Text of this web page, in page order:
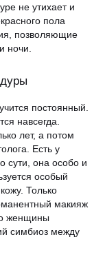
не утихает и
пола
позволяющие
ночи.
постоянный.
навсегда.
лет, а потом
Есть у
сути, она особо и
особый
Только
макияж
женщины
симбиоз между